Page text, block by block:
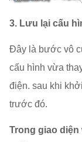
3. Lưu lại cấu
Đây là bước vô
cấu hình vừa
điện. sau khi
trước đó.
Trong giao diện